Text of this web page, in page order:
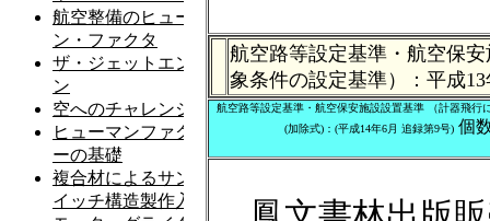
航空路等設定基準・航空保
象条件の設定基準）：平成
航空路等設定基準・航空保安施設設置基準 （計器飛行
(加除式)：(平成14年6月 追録第9号) 個